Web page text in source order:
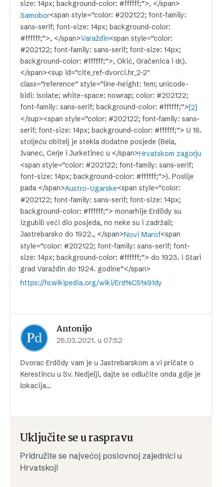
size: 14px; background-color: #ffffff;”>, </span>
Samobor<span style=”color: #202122; font-family:
sans-serif; font-size: 14px; background-color:
#ffffff;”>, </span>Varaždin<span style=”color:
#202122; font-family: sans-serif; font-size: 14px;
background-color: #ffffff;”>, Okić, Gračenica i dr.).
</span><sup id=”cite_ref-dvorci.hr_2-2″
class=”reference” style=”line-height: 1em; unicode-
bidi: isolate; white-space: nowrap; color: #202122;
font-family: sans-serif; background-color: #ffffff;”>[2]
</sup><span style=”color: #202122; font-family: sans-
serif; font-size: 14px; background-color: #ffffff;”> U 18.
stoljeću obitelj je stekla dodatne posjede (Bela,
Ivanec, Cerje i Jurketinec u </span>Hrvatskom zagorju
<span style=”color: #202122; font-family: sans-serif;
font-size: 14px; background-color: #ffffff;”>). Poslije
pada </span>Austro-Ugarske<span style=”color:
#202122; font-family: sans-serif; font-size: 14px;
background-color: #ffffff;”> monarhije Erdödy su
izgubili veći dio posjeda, no neke su i zadržali;
Jastrebarsko do 1922., </span>Novi Marof<span
style=”color: #202122; font-family: sans-serif; font-
size: 14px; background-color: #ffffff;”> do 1923. i Stari
grad Varaždin do 1924. godine”</span>
https://hr.wikipedia.org/wiki/Erd%C5%91dy
Antonijo
25.03.2021. u 07:52
Dvorac Erdödy vam je u Jastrebarskom a vi pričate o
Kerestincu u Sv. Nedjelji, dajte se odlučite onda gdje je
lokacija…
Uključite se u raspravu
Pridružite se najvećoj poslovnoj zajednici u
Hrvatskoj!